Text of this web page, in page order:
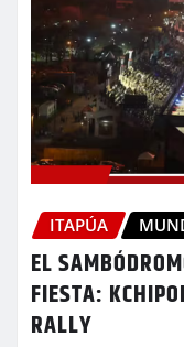
ITAPÚA
EL
FIESTA:
RALLY